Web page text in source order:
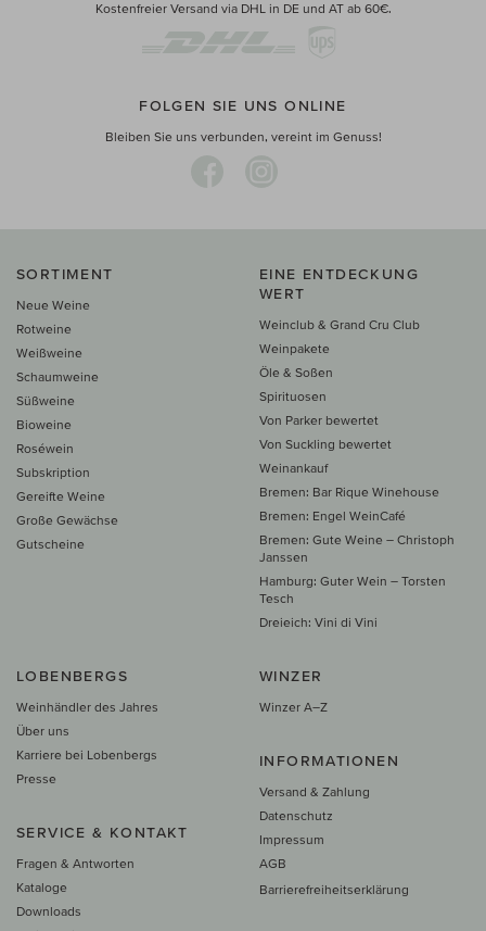
Kostenfreier Versand via DHL in DE und AT ab 60€.
FOLGEN SIE UNS ONLINE
Bleiben Sie uns verbunden, vereint im Genuss!
SORTIMENT
Neue Weine
Rotweine
Weißweine
Schaumweine
Süßweine
Bioweine
Roséwein
Subskription
Gereifte Weine
Große Gewächse
Gutscheine
EINE ENTDECKUNG
WERT
Weinclub & Grand Cru Club
Weinpakete
Öle & Soßen
Spirituosen
Von Parker bewertet
Von Suckling bewertet
Weinankauf
Bremen: Bar Rique Winehouse
Bremen: Engel WeinCafé
Bremen: Gute Weine – Christoph
Janssen
Hamburg: Guter Wein – Torsten
Tesch
Dreieich: Vini di Vini
LOBENBERGS
Weinhändler des Jahres
Über uns
Karriere bei Lobenbergs
Presse
SERVICE & KONTAKT
Fragen & Antworten
Kataloge
Downloads
WINZER
Winzer A–Z
INFORMATIONEN
Versand & Zahlung
Datenschutz
Impressum
AGB
Barrierefreiheitserklärung